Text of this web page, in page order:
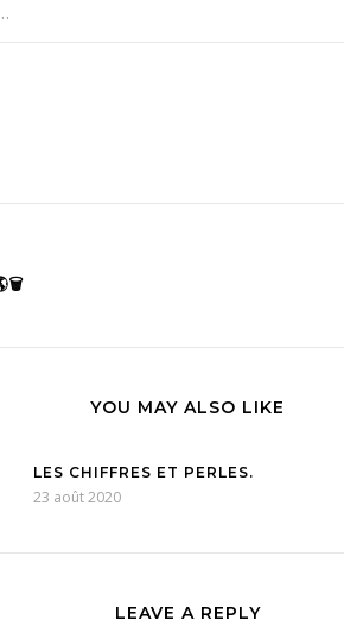
YOU MAY ALSO LIKE
LES CHIFFRES ET PERLES.
23 août 2020
LEAVE A REPLY